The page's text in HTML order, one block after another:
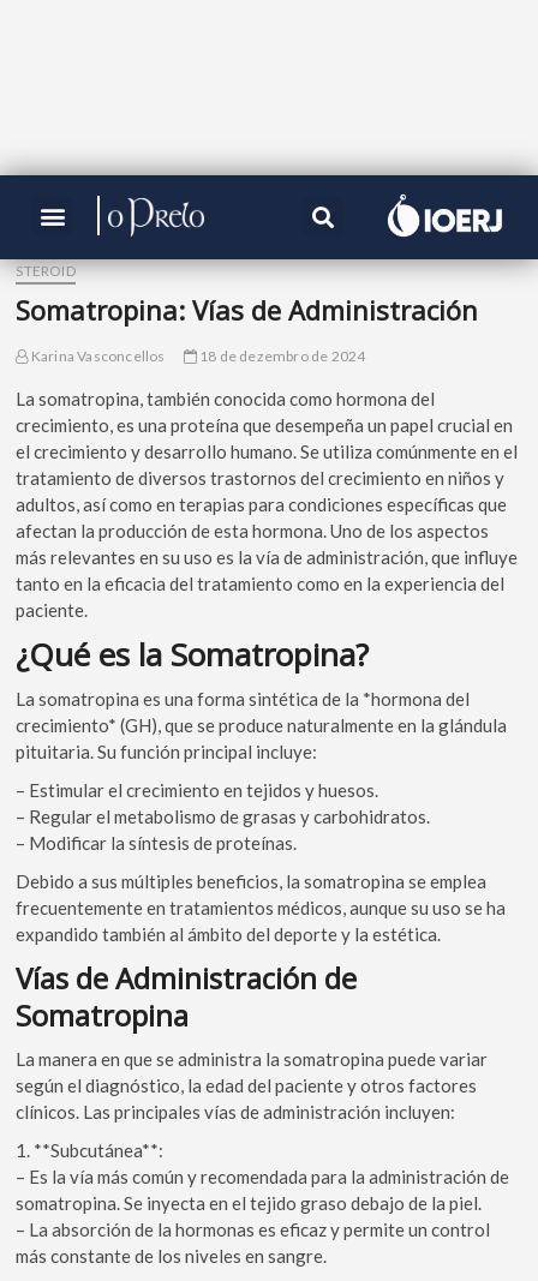
STEROID
Somatropina: Vías de Administración
Karina Vasconcellos 18 de dezembro de 2024
La somatropina, también conocida como hormona del
crecimiento, es una proteína que desempeña un papel crucial en
el crecimiento y desarrollo humano. Se utiliza comúnmente en el
tratamiento de diversos trastornos del crecimiento en niños y
adultos, así como en terapias para condiciones específicas que
afectan la producción de esta hormona. Uno de los aspectos
más relevantes en su uso es la vía de administración, que influye
tanto en la eficacia del tratamiento como en la experiencia del
paciente.
¿Qué es la Somatropina?
La somatropina es una forma sintética de la *hormona del
crecimiento* (GH), que se produce naturalmente en la glándula
pituitaria. Su función principal incluye:
– Estimular el crecimiento en tejidos y huesos.
– Regular el metabolismo de grasas y carbohidratos.
– Modificar la síntesis de proteínas.
Debido a sus múltiples beneficios, la somatropina se emplea
frecuentemente en tratamientos médicos, aunque su uso se ha
expandido también al ámbito del deporte y la estética.
Vías de Administración de
Somatropina
La manera en que se administra la somatropina puede variar
según el diagnóstico, la edad del paciente y otros factores
clínicos. Las principales vías de administración incluyen:
1. **Subcutánea**:
– Es la vía más común y recomendada para la administración de
somatropina. Se inyecta en el tejido graso debajo de la piel.
– La absorción de la hormonas es eficaz y permite un control
más constante de los niveles en sangre.